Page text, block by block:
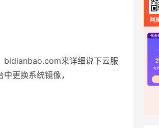
bidianbao.com来详细说下云服
更换系统镜像，